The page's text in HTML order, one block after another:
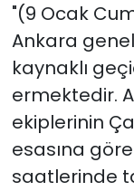
"(9 Ocak
Ankara
kaynaklı
ermektedir.
ekiplerinin
esasına
saatlerinde